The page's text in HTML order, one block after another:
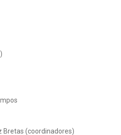
Bretas (coordinadores)